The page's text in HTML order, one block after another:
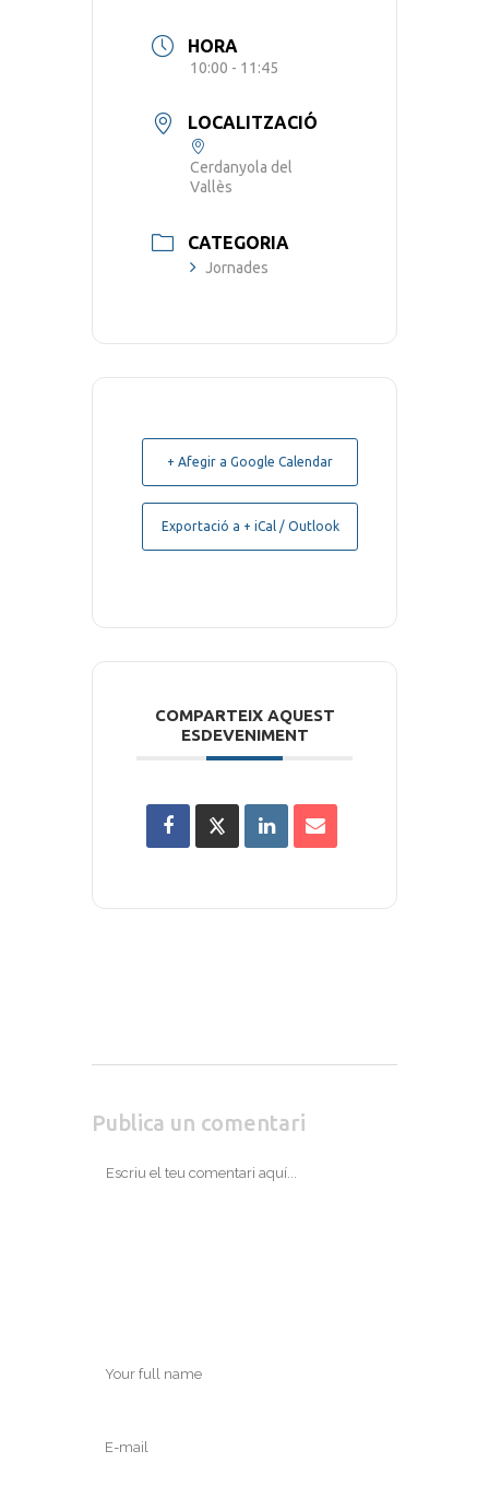
HORA
10:00 - 11:45
LOCALITZACIÓ
Cerdanyola del
Vallès
CATEGORIA
Jornades
+ Afegir a Google Calendar
Exportació a + iCal / Outlook
COMPARTEIX AQUEST
ESDEVENIMENT
Publica un comentari